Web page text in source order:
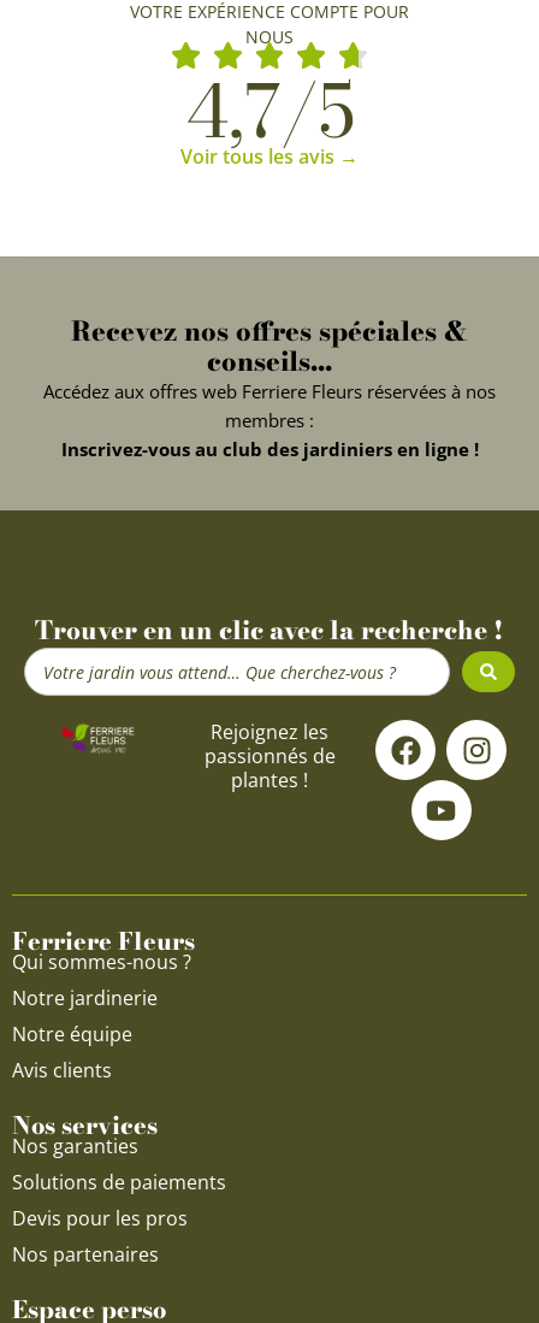
VOTRE EXPÉRIENCE COMPTE POUR
NOUS
4,7/5
Voir tous les avis →
Recevez nos offres spéciales &
conseils...
Accédez aux offres web Ferriere Fleurs réservées à nos
membres :
Inscrivez-vous au club des jardiniers en ligne !
Trouver en un clic avec la recherche !
Search
...
Rejoignez les
passionnés de
plantes !
F
a
c
e
o
I
n
s
g
Y
o
u
t
u
b
Ferriere Fleurs
Qui sommes-nous ?
Notre jardinerie
Notre équipe
Avis clients
Nos services
Nos garanties
Solutions de paiements
Devis pour les pros
Nos partenaires
Espace perso